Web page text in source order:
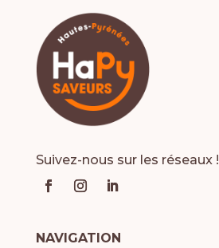
Suivez-nous sur les réseaux !
NAVIGATION